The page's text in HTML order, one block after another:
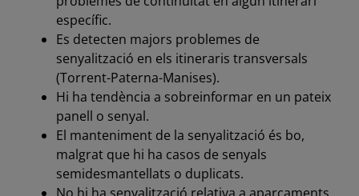
específic.
Es detecten majors problemes de
senyalització en els itineraris transversals
(Torrent-Paterna-Manises).
Hi ha tendència a sobreinformar en un pateix
panell o senyal.
El manteniment de la senyalització és bo,
malgrat que hi ha casos de senyals
semidesmantellats o duplicats.
No hi ha senyalització relativa a aparcaments